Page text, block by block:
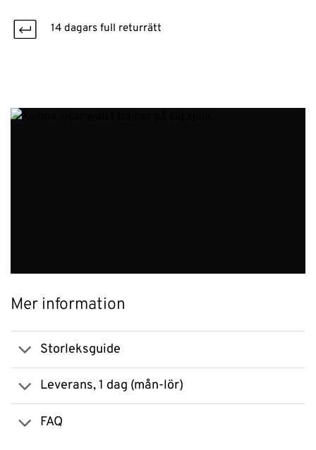
14 dagars full returrätt
Mer information
Storleksguide
Leverans, 1 dag (mån-lör)
FAQ